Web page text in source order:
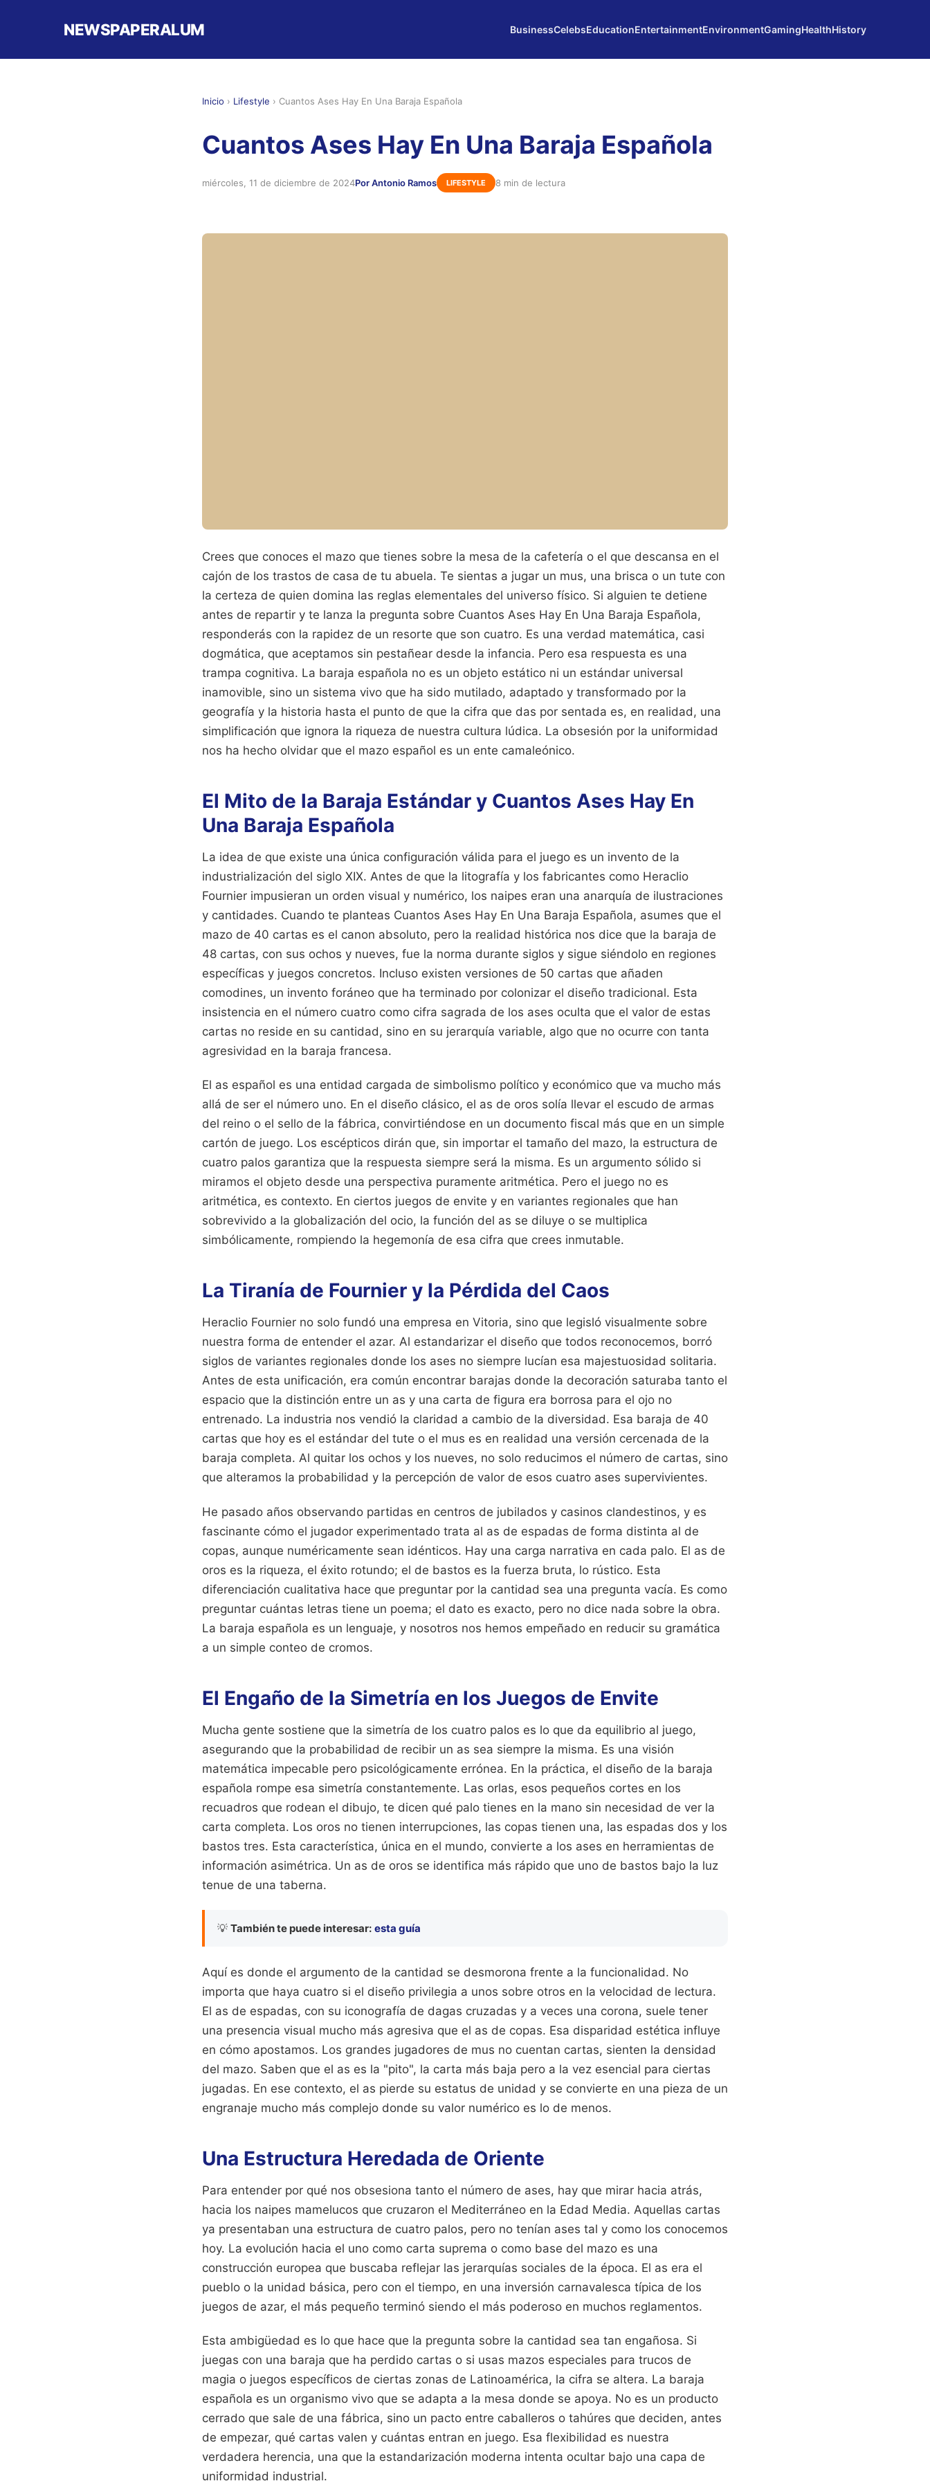
NEWSPAPERALUM BusinessCelebsEducationEntertainmentEnvironmentGamingHealthHistory
Inicio › Lifestyle › Cuantos Ases Hay En Una Baraja Española
Cuantos Ases Hay En Una Baraja Española
miércoles, 11 de diciembre de 2024Por Antonio Ramos LIFESTYLE 8 min de lectura
Crees que conoces el mazo que tienes sobre la mesa de la cafetería o el que descansa en el
cajón de los trastos de casa de tu abuela. Te sientas a jugar un mus, una brisca o un tute con
la certeza de quien domina las reglas elementales del universo físico. Si alguien te detiene
antes de repartir y te lanza la pregunta sobre Cuantos Ases Hay En Una Baraja Española,
responderás con la rapidez de un resorte que son cuatro. Es una verdad matemática, casi
dogmática, que aceptamos sin pestañear desde la infancia. Pero esa respuesta es una
trampa cognitiva. La baraja española no es un objeto estático ni un estándar universal
inamovible, sino un sistema vivo que ha sido mutilado, adaptado y transformado por la
geografía y la historia hasta el punto de que la cifra que das por sentada es, en realidad, una
simplificación que ignora la riqueza de nuestra cultura lúdica. La obsesión por la uniformidad
nos ha hecho olvidar que el mazo español es un ente camaleónico.
El Mito de la Baraja Estándar y Cuantos Ases Hay En
Una Baraja Española
La idea de que existe una única configuración válida para el juego es un invento de la
industrialización del siglo XIX. Antes de que la litografía y los fabricantes como Heraclio
Fournier impusieran un orden visual y numérico, los naipes eran una anarquía de ilustraciones
y cantidades. Cuando te planteas Cuantos Ases Hay En Una Baraja Española, asumes que el
mazo de 40 cartas es el canon absoluto, pero la realidad histórica nos dice que la baraja de
48 cartas, con sus ochos y nueves, fue la norma durante siglos y sigue siéndolo en regiones
específicas y juegos concretos. Incluso existen versiones de 50 cartas que añaden
comodines, un invento foráneo que ha terminado por colonizar el diseño tradicional. Esta
insistencia en el número cuatro como cifra sagrada de los ases oculta que el valor de estas
cartas no reside en su cantidad, sino en su jerarquía variable, algo que no ocurre con tanta
agresividad en la baraja francesa.
El as español es una entidad cargada de simbolismo político y económico que va mucho más
allá de ser el número uno. En el diseño clásico, el as de oros solía llevar el escudo de armas
del reino o el sello de la fábrica, convirtiéndose en un documento fiscal más que en un simple
cartón de juego. Los escépticos dirán que, sin importar el tamaño del mazo, la estructura de
cuatro palos garantiza que la respuesta siempre será la misma. Es un argumento sólido si
miramos el objeto desde una perspectiva puramente aritmética. Pero el juego no es
aritmética, es contexto. En ciertos juegos de envite y en variantes regionales que han
sobrevivido a la globalización del ocio, la función del as se diluye o se multiplica
simbólicamente, rompiendo la hegemonía de esa cifra que crees inmutable.
La Tiranía de Fournier y la Pérdida del Caos
Heraclio Fournier no solo fundó una empresa en Vitoria, sino que legisló visualmente sobre
nuestra forma de entender el azar. Al estandarizar el diseño que todos reconocemos, borró
siglos de variantes regionales donde los ases no siempre lucían esa majestuosidad solitaria.
Antes de esta unificación, era común encontrar barajas donde la decoración saturaba tanto el
espacio que la distinción entre un as y una carta de figura era borrosa para el ojo no
entrenado. La industria nos vendió la claridad a cambio de la diversidad. Esa baraja de 40
cartas que hoy es el estándar del tute o el mus es en realidad una versión cercenada de la
baraja completa. Al quitar los ochos y los nueves, no solo reducimos el número de cartas, sino
que alteramos la probabilidad y la percepción de valor de esos cuatro ases supervivientes.
He pasado años observando partidas en centros de jubilados y casinos clandestinos, y es
fascinante cómo el jugador experimentado trata al as de espadas de forma distinta al de
copas, aunque numéricamente sean idénticos. Hay una carga narrativa en cada palo. El as de
oros es la riqueza, el éxito rotundo; el de bastos es la fuerza bruta, lo rústico. Esta
diferenciación cualitativa hace que preguntar por la cantidad sea una pregunta vacía. Es como
preguntar cuántas letras tiene un poema; el dato es exacto, pero no dice nada sobre la obra.
La baraja española es un lenguaje, y nosotros nos hemos empeñado en reducir su gramática
a un simple conteo de cromos.
El Engaño de la Simetría en los Juegos de Envite
Mucha gente sostiene que la simetría de los cuatro palos es lo que da equilibrio al juego,
asegurando que la probabilidad de recibir un as sea siempre la misma. Es una visión
matemática impecable pero psicológicamente errónea. En la práctica, el diseño de la baraja
española rompe esa simetría constantemente. Las orlas, esos pequeños cortes en los
recuadros que rodean el dibujo, te dicen qué palo tienes en la mano sin necesidad de ver la
carta completa. Los oros no tienen interrupciones, las copas tienen una, las espadas dos y los
bastos tres. Esta característica, única en el mundo, convierte a los ases en herramientas de
información asimétrica. Un as de oros se identifica más rápido que uno de bastos bajo la luz
tenue de una taberna.
💡 También te puede interesar: esta guía
Aquí es donde el argumento de la cantidad se desmorona frente a la funcionalidad. No
importa que haya cuatro si el diseño privilegia a unos sobre otros en la velocidad de lectura.
El as de espadas, con su iconografía de dagas cruzadas y a veces una corona, suele tener
una presencia visual mucho más agresiva que el as de copas. Esa disparidad estética influye
en cómo apostamos. Los grandes jugadores de mus no cuentan cartas, sienten la densidad
del mazo. Saben que el as es la "pito", la carta más baja pero a la vez esencial para ciertas
jugadas. En ese contexto, el as pierde su estatus de unidad y se convierte en una pieza de un
engranaje mucho más complejo donde su valor numérico es lo de menos.
Una Estructura Heredada de Oriente
Para entender por qué nos obsesiona tanto el número de ases, hay que mirar hacia atrás,
hacia los naipes mamelucos que cruzaron el Mediterráneo en la Edad Media. Aquellas cartas
ya presentaban una estructura de cuatro palos, pero no tenían ases tal y como los conocemos
hoy. La evolución hacia el uno como carta suprema o como base del mazo es una
construcción europea que buscaba reflejar las jerarquías sociales de la época. El as era el
pueblo o la unidad básica, pero con el tiempo, en una inversión carnavalesca típica de los
juegos de azar, el más pequeño terminó siendo el más poderoso en muchos reglamentos.
Esta ambigüedad es lo que hace que la pregunta sobre la cantidad sea tan engañosa. Si
juegas con una baraja que ha perdido cartas o si usas mazos especiales para trucos de
magia o juegos específicos de ciertas zonas de Latinoamérica, la cifra se altera. La baraja
española es un organismo vivo que se adapta a la mesa donde se apoya. No es un producto
cerrado que sale de una fábrica, sino un pacto entre caballeros o tahúres que deciden, antes
de empezar, qué cartas valen y cuántas entran en juego. Esa flexibilidad es nuestra
verdadera herencia, una que la estandarización moderna intenta ocultar bajo una capa de
uniformidad industrial.